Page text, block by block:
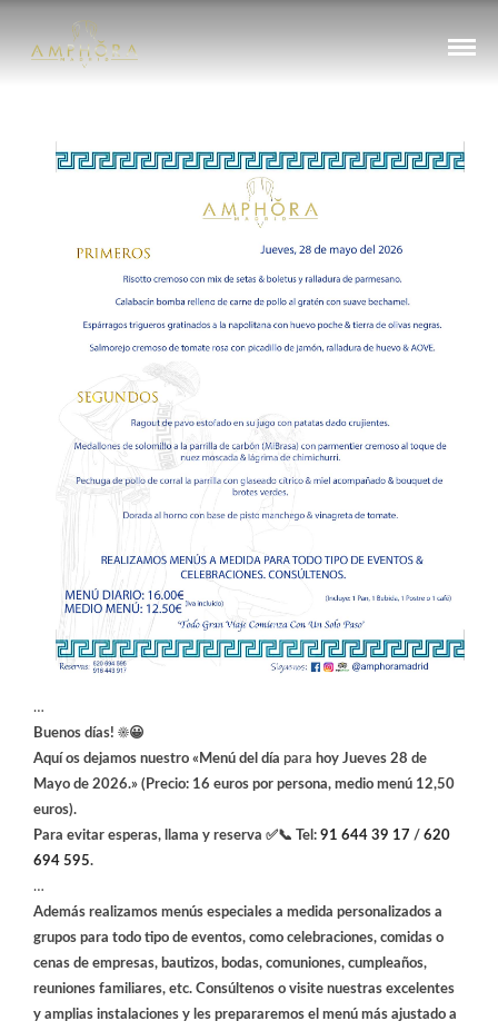
…
Buenos días! ☀️😀
Aquí os dejamos nuestro «Menú del día para hoy Jueves 28 de
Mayo de 2026.» (Precio: 16 euros por persona, medio menú 12,50
euros).
Para evitar esperas, llama y reserva ✅📞 Tel: 91 644 39 17 / 620
694 595.
…
Además realizamos menús especiales a medida personalizados a
grupos para todo tipo de eventos, como celebraciones, comidas o
cenas de empresas, bautizos, bodas, comuniones, cumpleaños,
reuniones familiares, etc. Consúltenos o visite nuestras excelentes
y amplias instalaciones y les prepararemos el menú más ajustado a